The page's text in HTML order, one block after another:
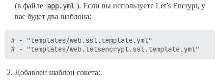
(в файле app.yml ). Если вы используете Let’s Encrypt, у
вас будет два шаблона:
# - "templates/web.ssl.template.yml"
Добавлен шаблон сокета: